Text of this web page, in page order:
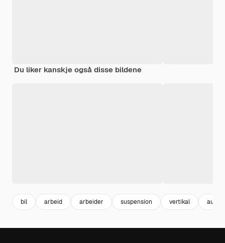
Du liker kanskje også disse bildene
bil arbeid arbeider suspension vertikal auto